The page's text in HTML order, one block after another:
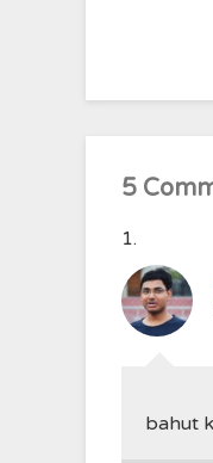
5
bahut